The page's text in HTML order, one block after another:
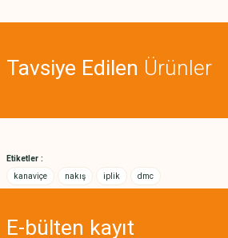
Ürün açıklamasında eksik bilgiler bulunuyor.
Tavsiye Edilen Ürünler
Etiketler :
kanaviçe
nakış iplik dmc
E-bülten kayıt